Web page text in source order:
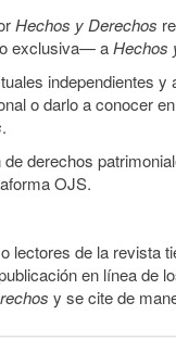
Hechos y Derechos
exclusiva— aHechos
independientes
o darlo a conocer
.
derechos
OJS.
de la revista
en línea
y se cite de